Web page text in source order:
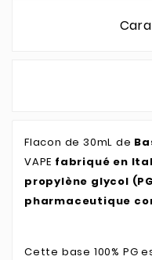
Flacon de 30mL de
VAPE fabriqué en
propylène glycol
pharmaceutique
Cette base 100% PG